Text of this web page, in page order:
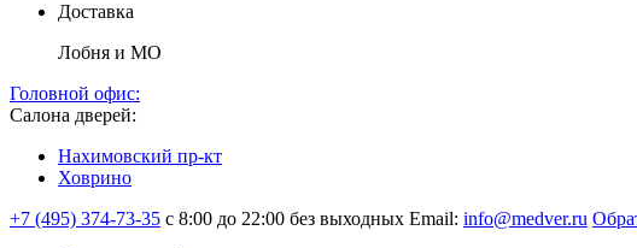
Доставка
Лобня и МО
Головной офис:
Салона дверей:
Нахимовский пр-кт
Ховрино
+7 (495) 374-73-35 с 8:00 до 22:00 без выходных Email: info@medver.ru